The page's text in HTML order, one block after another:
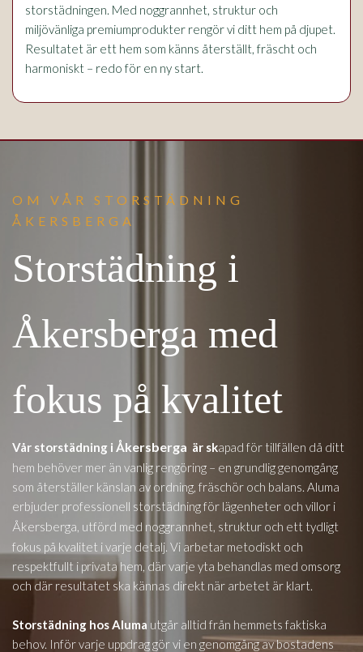
storstädningen. Med noggrannhet, struktur och
miljövänliga premiumprodukter rengör vi ditt hem på djupet.
Resultatet är ett hem som känns återställt, fräscht och
harmoniskt – redo för en ny start.
OM VÅR STORSTÄDNING
ÅKERSBERGA
Storstädning i
Åkersberga med
fokus på kvalitet
Vår storstädning i Åkersberga är skapad för tillfällen då ditt
hem behöver mer än vanlig rengöring – en grundlig genomgång
som återställer känslan av ordning, fräschör och balans. Aluma
erbjuder professionell storstädning för lägenheter och villor i
Åkersberga , utförd med noggrannhet, struktur och ett tydligt
fokus på kvalitet i varje detalj. Vi arbetar metodiskt och
respektfullt i privata hem, där varje yta behandlas med omsorg
och där resultatet ska kännas direkt när arbetet är klart.
Storstädning hos Aluma utgår alltid från hemmets faktiska
behov. Inför varje uppdrag gör vi en genomgång av bostadens